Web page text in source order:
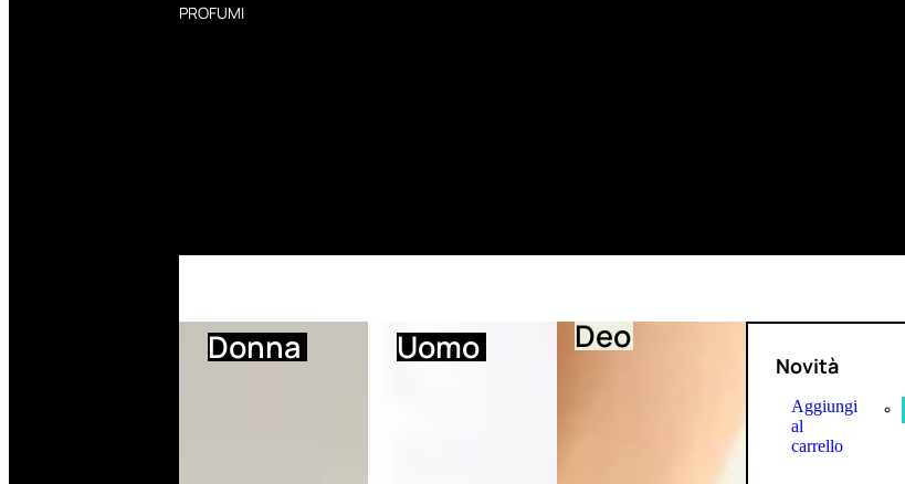
PROFUMI
Donna Uomo Deo
Novità
Aggiungi
al
carrello